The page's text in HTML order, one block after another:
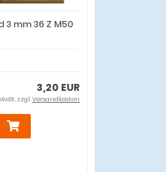
mm 36 Z M50
3,20 EUR
zzgl.Versandkosten